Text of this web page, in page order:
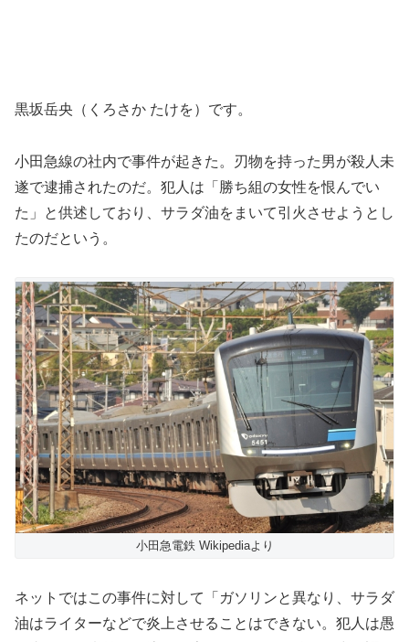
黒坂岳央（くろさか たけを）です。
小田急線の社内で事件が起きた。刃物を持った男が殺人未
遂で逮捕されたのだ。犯人は「勝ち組の女性を恨んでい
た」と供述しており、サラダ油をまいて引火させようとし
たのだという。
小田急電鉄 Wikipediaより
ネットではこの事件に対して「ガソリンと異なり、サラダ
油はライターなどで炎上させることはできない。犯人は愚